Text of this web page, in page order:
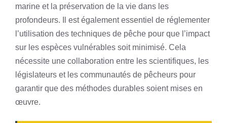
marine et la préservation de la vie dans les
profondeurs. Il est également essentiel de réglementer
l’utilisation des techniques de pêche pour que l’impact
sur les espèces vulnérables soit minimisé. Cela
nécessite une collaboration entre les scientifiques, les
législateurs et les communautés de pêcheurs pour
garantir que des méthodes durables soient mises en
œuvre.